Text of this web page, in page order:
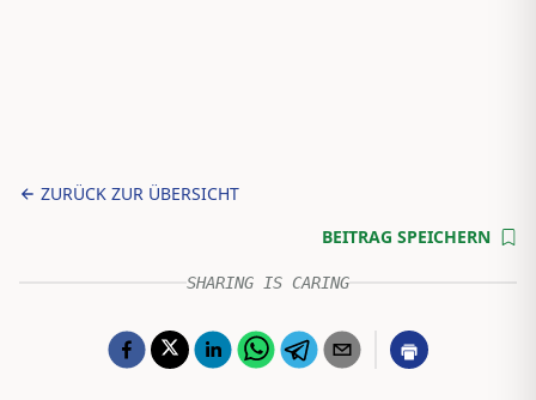
ZURÜCK ZUR ÜBERSICHT
BEITRAG SPEICHERN
SHARING IS CARING